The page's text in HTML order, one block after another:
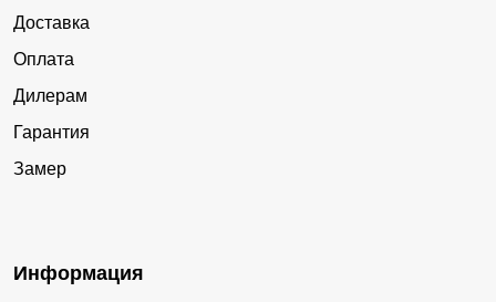
Доставка
Оплата
Дилерам
Гарантия
Замер
Информация